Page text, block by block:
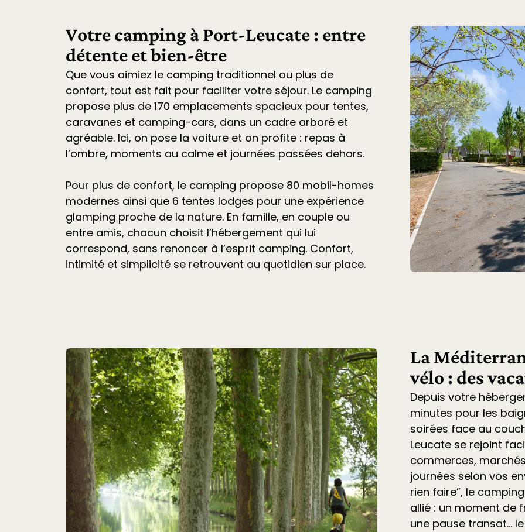
Votre camping à Port-Leucate : entre
détente et bien-être
Que vous aimiez le camping traditionnel ou plus de
confort, tout est fait pour faciliter votre séjour. Le camping
propose plus de 170 emplacements spacieux pour tentes,
caravanes et camping-cars, dans un cadre arboré et
agréable. Ici, on pose la voiture et on profite : repas à
l’ombre, moments au calme et journées passées dehors.
Pour plus de confort, le camping propose 80 mobil-homes
modernes ainsi que 6 tentes lodges pour une expérience
glamping proche de la nature. En famille, en couple ou
entre amis, chacun choisit l’hébergement qui lui
correspond, sans renoncer à l’esprit camping. Confort,
intimité et simplicité se retrouvent au quotidien sur place.
La
vélo : des
Depuis votre
minutes pour les
soirées face au
Leucate se rejoint
commerces,
journées selon vos
rien faire”, le
allié : un moment de
une pause transat…